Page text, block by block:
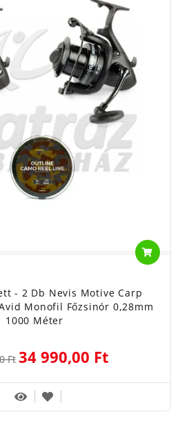
- 2 Db Nevis Motive Carp
Monofil Főzsinór 0,28mm
1000 Méter
Ft 34 990,00 Ft